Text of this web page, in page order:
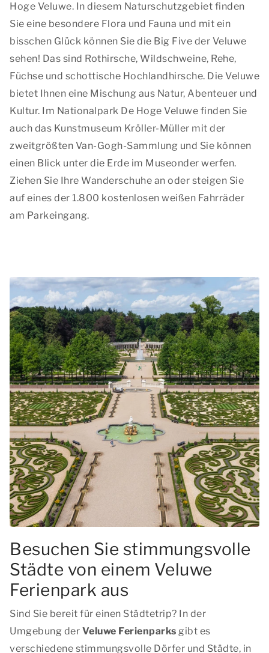
Hoge Veluwe. In diesem Naturschutzgebiet finden
Sie eine besondere Flora und Fauna und mit ein
bisschen Glück können Sie die Big Five der Veluwe
sehen! Das sind Rothirsche, Wildschweine, Rehe,
Füchse und schottische Hochlandhirsche. Die Veluwe
bietet Ihnen eine Mischung aus Natur, Abenteuer und
Kultur. Im Nationalpark De Hoge Veluwe finden Sie
auch das Kunstmuseum Kröller-Müller mit der
zweitgrößten Van-Gogh-Sammlung und Sie können
einen Blick unter die Erde im Museonder werfen.
Ziehen Sie Ihre Wanderschuhe an oder steigen Sie
auf eines der 1.800 kostenlosen weißen Fahrräder
am Parkeingang.
Besuchen Sie stimmungsvolle
Städte von einem Veluwe
Ferienpark aus
Sind Sie bereit für einen Städtetrip? In der
Umgebung der Veluwe Ferienparks gibt es
verschiedene stimmungsvolle Dörfer und Städte, in